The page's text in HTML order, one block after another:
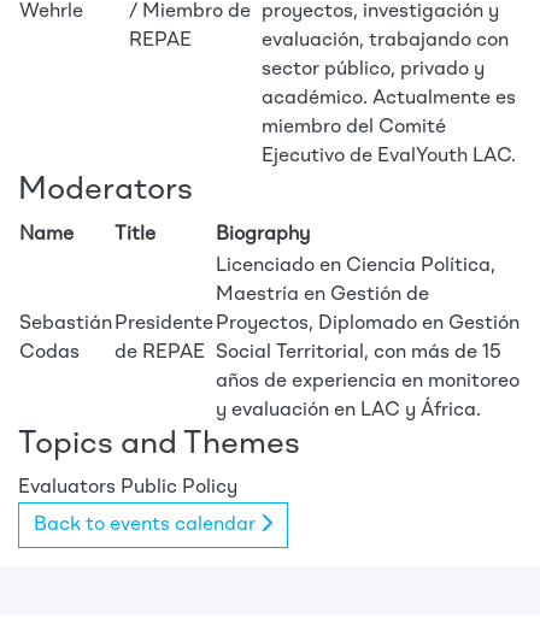
Wehrle
/ Miembro de
REPAE
proyectos, investigación y
evaluación, trabajando con
sector público, privado y
académico. Actualmente es
miembro del Comité
Ejecutivo de EvalYouth LAC.
Moderators
Name Title Biography
Sebastián
Codas
Presidente
de REPAE
Licenciado en Ciencia Política,
Maestría en Gestión de
Proyectos, Diplomado en Gestión
Social Territorial, con más de 15
años de experiencia en monitoreo
y evaluación en LAC y África.
Topics and Themes
Evaluators Public Policy
Back to events calendar